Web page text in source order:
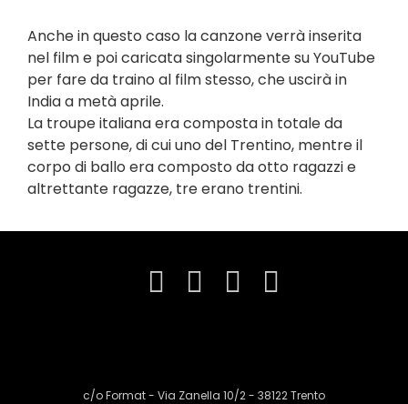
Anche in questo caso la canzone verrà inserita
nel film e poi caricata singolarmente su YouTube
per fare da traino al film stesso, che uscirà in
India a metà aprile.
La troupe italiana era composta in totale da
sette persone, di cui uno del Trentino, mentre il
corpo di ballo era composto da otto ragazzi e
altrettante ragazze, tre erano trentini.
c/o Format - Via Zanella 10/2 - 38122 Trento